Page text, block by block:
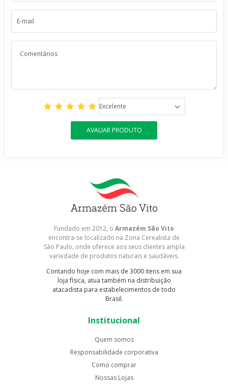
Excelente
AVALIAR PRODUTO
Fundado em 2012, o Armazém São Vito
encontra-se localizado na Zona Cerealista de
São Paulo, onde oferece aos seus clientes ampla
variedade de produtos naturais e saudáveis.
Contando hoje com mais de 3000 itens em sua
loja física, atua também na distribuição
atacadista para estabelecimentos de todo
Brasil.
Institucional
Quem somos
Responsabilidade corporativa
Como comprar
Nossas Lojas